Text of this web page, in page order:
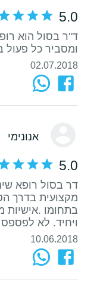
5.0
ד"ר בסול הוא
ומסביר כל פעול
02.07.2018
אנונימי
5.0
דר בסול רופא
מקצועית בדרך
בתחומו
ויחיד. לא לפספס
10.06.2018